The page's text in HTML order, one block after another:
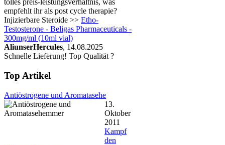
tolles preis-leistungsverhältnis, was
empfehlt ihr als post cycle therapie?
Injizierbare Steroide >> Etho-
Testosterone - Beligas Pharmaceuticals -
300mg/ml (10ml vial)
AliunserHercules, 14.08.2025
Schnelle Lieferung! Top Qualität ?
Top Artikel
Antiöstrogene und Aromatasehe
13.
Oktober
2011
Kampf
den